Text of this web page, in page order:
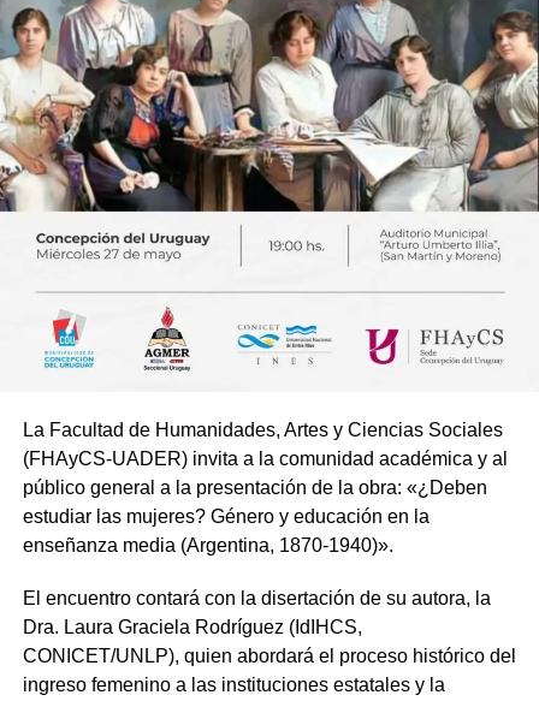
La Facultad de Humanidades, Artes y Ciencias Sociales
(FHAyCS-UADER) invita a la comunidad académica y al
público general a la presentación de la obra: «¿Deben
estudiar las mujeres? Género y educación en la
enseñanza media (Argentina, 1870-1940)».
El encuentro contará con la disertación de su autora, la
Dra. Laura Graciela Rodríguez (IdIHCS,
CONICET/UNLP), quien abordará el proceso histórico del
ingreso femenino a las instituciones estatales y la